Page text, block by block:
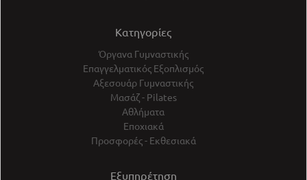
Κατηγορίες
Όργανα Γυμναστικής
Επαγγελματικός Εξοπλισμός
Αξεσουάρ Γυμναστικής
Μασάζ - Pilates
Αθλήματα
Εποχιακά
Προσφορές - Εκθεσιακά
Εξυπηρέτηση